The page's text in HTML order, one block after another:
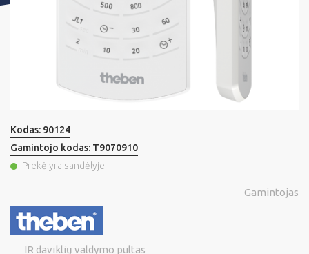
Kodas: 90124
Gamintojo kodas: T9070910
Prekė yra sandėlyje
Gamintojas
IR daviklių valdymo pultas